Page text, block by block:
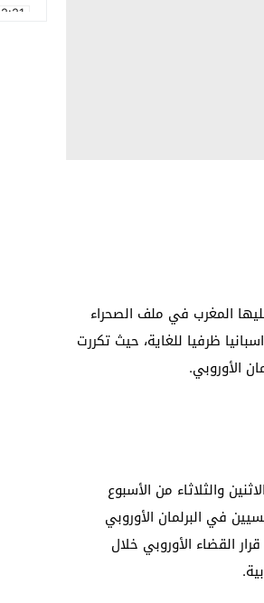
المغرب في ملف الصحراء
ظرفيا للغاية، حيث تكررت
الأوروبي.
والثلاثاء من الأسبوع
في البرلمان الأوروبي
القضاء الأوروبي خلال